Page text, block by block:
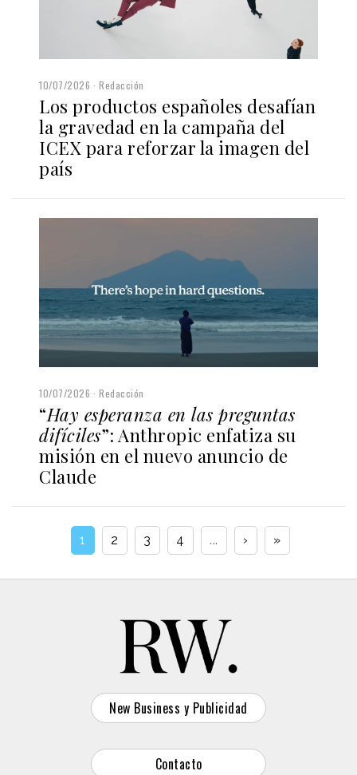
10/07/2026 Redacción
Los productos españoles desafían
la gravedad en la campaña del
ICEX para reforzar la imagen del
país
10/07/2026 Redacción
“Hay esperanza en las preguntas
difíciles”: Anthropic enfatiza su
misión en el nuevo anuncio de
Claude
1 2 3 4 ... › »
New Business y Publicidad
Contacto